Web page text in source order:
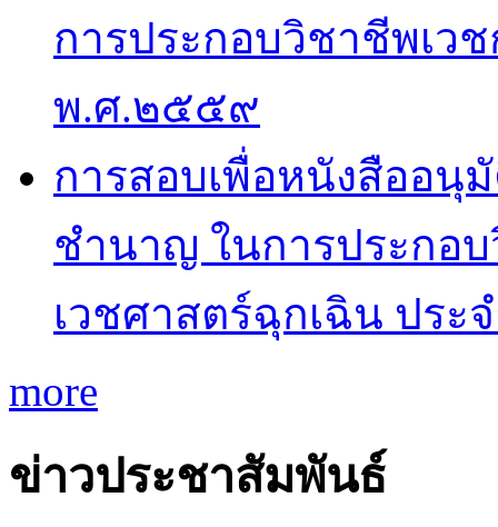
การประกอบวิชาชีพเว
พ.ศ.๒๕๕๙
การสอบเพื่อหนังสืออนุ
ชำนาญ ในการประกอ
เวชศาสตร์ฉุกเฉิน ปร
more
ข่าวประชาสัมพันธ์